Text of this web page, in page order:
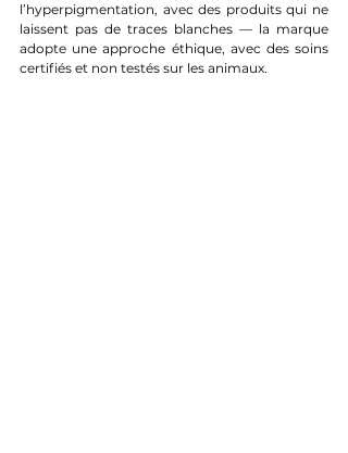
l’hyperpigmentation, avec des produits qui ne
laissent pas de traces blanches — la marque
adopte une approche éthique, avec des soins
certifiés et non testés sur les animaux.